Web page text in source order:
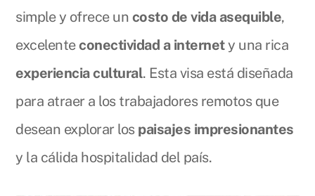
simple y ofrece un costo de vida asequible,
excelenteconectividad a internety una rica
experiencia cultural. Esta visa está diseñada
para atraer a los trabajadores remotos que
desean explorar los paisajes impresionantes
y la cálida hospitalidad del país.